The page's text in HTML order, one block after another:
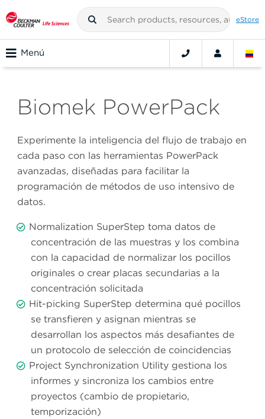
eStore
Menú
Biomek PowerPack
Experimente la inteligencia del flujo de trabajo en
cada paso con las herramientas PowerPack
avanzadas, diseñadas para facilitar la
programación de métodos de uso intensivo de
datos.
Normalization SuperStep toma datos de
concentración de las muestras y los combina
con la capacidad de normalizar los pocillos
originales o crear placas secundarias a la
concentración solicitada
Hit-picking SuperStep determina qué pocillos
se transfieren y asignan mientras se
desarrollan los aspectos más desafiantes de
un protocolo de selección de coincidencias
Project Synchronization Utility gestiona los
informes y sincroniza los cambios entre
proyectos (cambio de propietario,
temporización)